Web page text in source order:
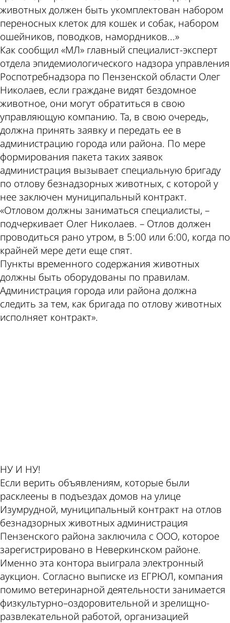
животных должен быть укомплектован набором
переносных клеток для кошек и собак, набором
ошейников, поводков, намордников...»
Как сообщил «МЛ» главный специалист-эксперт
отдела эпидемиологического надзора управления
Роспотребнадзора по Пензенской области Олег
Николаев, если граждане видят бездомное
животное, они могут обратиться в свою
управляющую компанию. Та, в свою очередь,
должна принять заявку и передать ее в
администрацию города или района. По мере
формирования пакета таких заявок
администрация вызывает специальную бригаду
по отлову безнадзорных животных, с которой у
нее заключен муниципальный контракт.
«Отловом должны заниматься специалисты, –
подчеркивает Олег Николаев. – Отлов должен
проводиться рано утром, в 5:00 или 6:00, когда по
крайней мере дети еще спят.
Пункты временного содержания животных
должны быть оборудованы по правилам.
Администрация города или района должна
следить за тем, как бригада по отлову животных
исполняет контракт».
НУ И НУ!
Если верить объявлениям, которые были
расклеены в подъездах домов на улице
Изумрудной, муниципальный контракт на отлов
безнадзорных животных администрация
Пензенского района заключила с ООО, которое
зарегистрировано в Неверкинском районе.
Именно эта контора выиграла электронный
аукцион. Согласно выписке из ЕГРЮЛ, компания
помимо ветеринарной деятельности занимается
физкультурно–оздоровительной и зрелищно-
развлекательной работой, организацией